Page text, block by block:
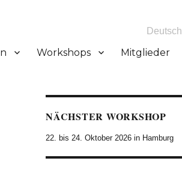
Deutsch
Workshops Mitglieder
NÄCHSTER WORKSHOP
22. bis 24. Oktober 2026 in Hamburg